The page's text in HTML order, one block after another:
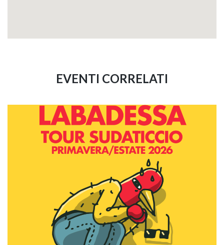
EVENTI CORRELATI